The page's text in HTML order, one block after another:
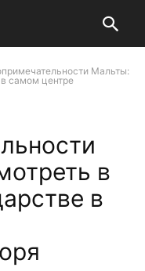
Мальты:
в самом центре
в
в